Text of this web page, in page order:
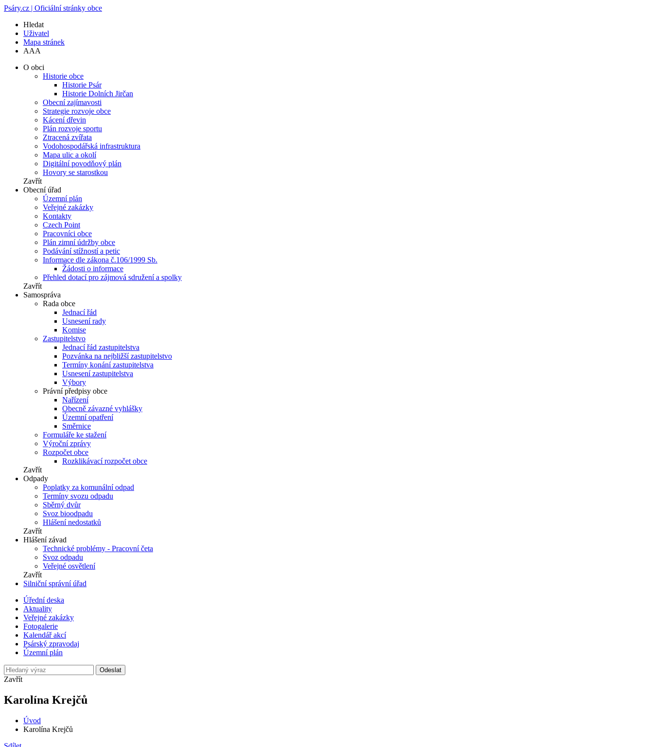
Psáry.cz | Oficiální stránky obce
Hledat
Uživatel
Mapa stránek
AAA
O obci
Historie obce
Historie Psár
Historie Dolních Jirčan
Obecní zajímavosti
Strategie rozvoje obce
Kácení dřevin
Plán rozvoje sportu
Ztracená zvířata
Vodohospodářská infrastruktura
Mapa ulic a okolí
Digitální povodňový plán
Hovory se starostkou
Zavřít
Obecní úřad
Územní plán
Veřejné zakázky
Kontakty
Czech Point
Pracovníci obce
Plán zimní údržby obce
Podávání stížností a petic
Informace dle zákona č.106/1999 Sb.
Žádosti o informace
Přehled dotací pro zájmová sdružení a spolky
Zavřít
Samospráva
Rada obce
Jednací řád
Usnesení rady
Komise
Zastupitelstvo
Jednací řád zastupitelstva
Pozvánka na nejbližší zastupitelstvo
Termíny konání zastupitelstva
Usnesení zastupitelstva
Výbory
Právní předpisy obce
Nařízení
Obecně závazné vyhlášky
Územní opatření
Směrnice
Formuláře ke stažení
Výroční zprávy
Rozpočet obce
Rozklikávací rozpočet obce
Zavřít
Odpady
Poplatky za komunální odpad
Termíny svozu odpadu
Sběrný dvůr
Svoz bioodpadu
Hlášení nedostatků
Zavřít
Hlášení závad
Technické problémy - Pracovní četa
Svoz odpadu
Veřejné osvětlení
Zavřít
Silniční správní úřad
Úřední deska
Aktuality
Veřejné zakázky
Fotogalerie
Kalendář akcí
Psárský zpravodaj
Územní plán
Odeslat
Zavřít
Karolína Krejčů
Úvod
Karolína Krejčů